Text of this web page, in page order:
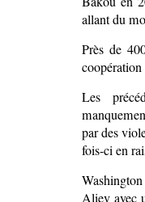
allant du
Près de
Les
par des
fois-ci en
Aliev avec